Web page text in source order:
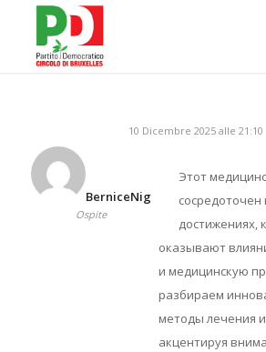
10 Dicembre 2025 alle 21:10
BerniceNig
Ospite
Этот
сосредоточен
достижениях,
оказывают
и медицинскую
разбираем
методы лечения
акцентируя